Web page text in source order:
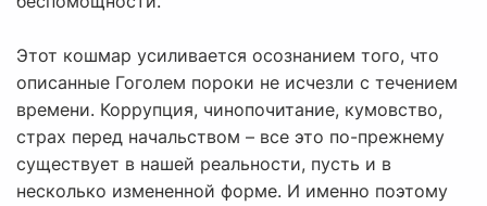
Этот кошмар усиливается осознанием того, что
описанные Гоголем пороки не исчезли с течением
времени. Коррупция, чинопочитание, кумовство,
страх перед начальством – все это по-прежнему
существует в нашей реальности, пусть и в
несколько измененной форме. И именно поэтому